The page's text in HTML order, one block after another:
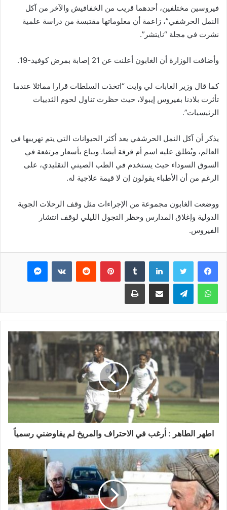
فيروسين مختلفين، أحدهما قريب من الخفافيش والآخر من آكل
النمل الحرشفي”، زاعمة أن معلوماتها مقتبسة من دراسة علمية
نشرت في مجلة “نايتشر”.
وأضافت الوزارة أن الغابون أعلنت عن 21 إصابة بمرض كوفيد-19.
كما قال وزير الغابات لي وايت “اتخذت السلطات قرارا مماثلا عندما
تأثرت بلادنا بفيروس إيبولا، حيث حظرت تناول لحوم الثدييات
الرئيسيات”.
يذكر أن آكل النمل الحرشفي يعد أكثر الحيوانات التي يتم تهريبها في
العالم، ويُطلق عليه اسم أم قرفة أيضا. ويباع بأسعار مرتفعة في
السوق السوداء حيث يستخدم في الطب الصيني التقليدي، على
الرغم من أن الأطباء يقولون إن لا قيمة علاجية له.
ووضعت الغابون مجموعة من الإجراءات مثل وقف الرحلات الجوية
الدولية وإغلاق المدارس وحظر التجول الليلي لوقف انتشار
الفيروس.
فيسبوك تويتر لينكدإن بينتيريست ماسنجر
واتساب تيلقرام مشاركة عبر البريد طباعة
ﺍﻃﻬﺮ ﺍﻟﻄﺎﻫﺮ : ﺃﺭﻏﺐ ﻓﻲ ﺍﻻﺣﺘﺮﺍﻑ ﻭﺍﻟﻤﺮﻳﺦ ﻟﻢ ﻳﻔﺎﻭﺿﻨﻲ ﺭﺳﻤﻴﺎً